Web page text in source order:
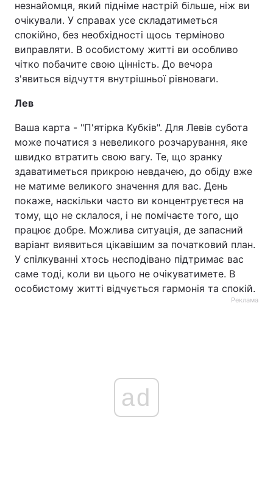
незнайомця, який підніме настрій більше, ніж ви
очікували. У справах усе складатиметься
спокійно, без необхідності щось терміново
виправляти. В особистому житті ви особливо
чітко побачите свою цінність. До вечора
з'явиться відчуття внутрішньої рівноваги.
Лев
Ваша карта - "П'ятірка Кубків". Для Левів субота
може початися з невеликого розчарування, яке
швидко втратить свою вагу. Те, що зранку
здаватиметься прикрою невдачею, до обіду вже
не матиме великого значення для вас. День
покаже, наскільки часто ви концентруєтеся на
тому, що не склалося, і не помічаєте того, що
працює добре. Можлива ситуація, де запасний
варіант виявиться цікавішим за початковий план.
У спілкуванні хтось несподівано підтримає вас
саме тоді, коли ви цього не очікуватимете. В
особистому житті відчується гармонія та спокій.
Реклама
ad